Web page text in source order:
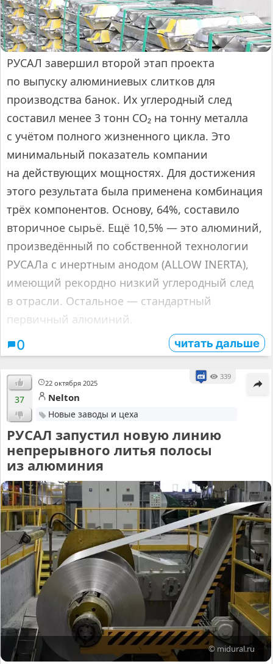
РУСАЛ завершил второй этап проекта
по выпуску алюминиевых слитков для
производства банок. Их углеродный след
составил менее 3 тонн CO₂ на тонну металла
с учётом полного жизненного цикла. Это
минимальный показатель компании
на действующих мощностях. Для достижения
этого результата была применена комбинация
трёх компонентов. Основу, 64%, составило
вторичное сырьё. Ещё 10,5% — это алюминий,
произведённый по собственной технологии
РУСАЛа с инертным анодом (ALLOW INERTA),
имеющий рекордно низкий углеродный след
в отрасли. Остальное — стандартный
первичный алюминий.
0 читать дальше
22 октября 2025
339
37 Nelton
Новые заводы и цеха
РУСАЛ запустил новую линию
непрерывного литья полосы
из алюминия
© midural.ru